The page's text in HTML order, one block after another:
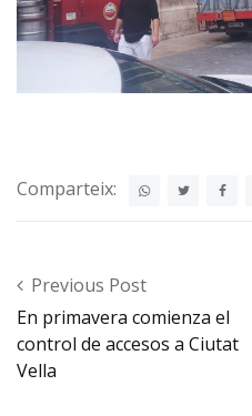
Comparteix:
Post navigation
Previous Post
En primavera comienza el
control de accesos a Ciutat
Vella